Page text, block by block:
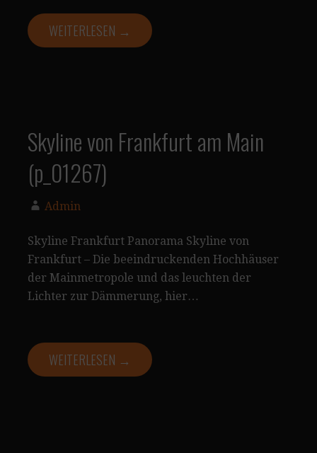
WEITERLESEN →
Skyline von Frankfurt am Main
(p_01267)
Admin
Skyline Frankfurt Panorama Skyline von
Frankfurt – Die beeindruckenden Hochhäuser
der Mainmetropole und das leuchten der
Lichter zur Dämmerung, hier…
WEITERLESEN →